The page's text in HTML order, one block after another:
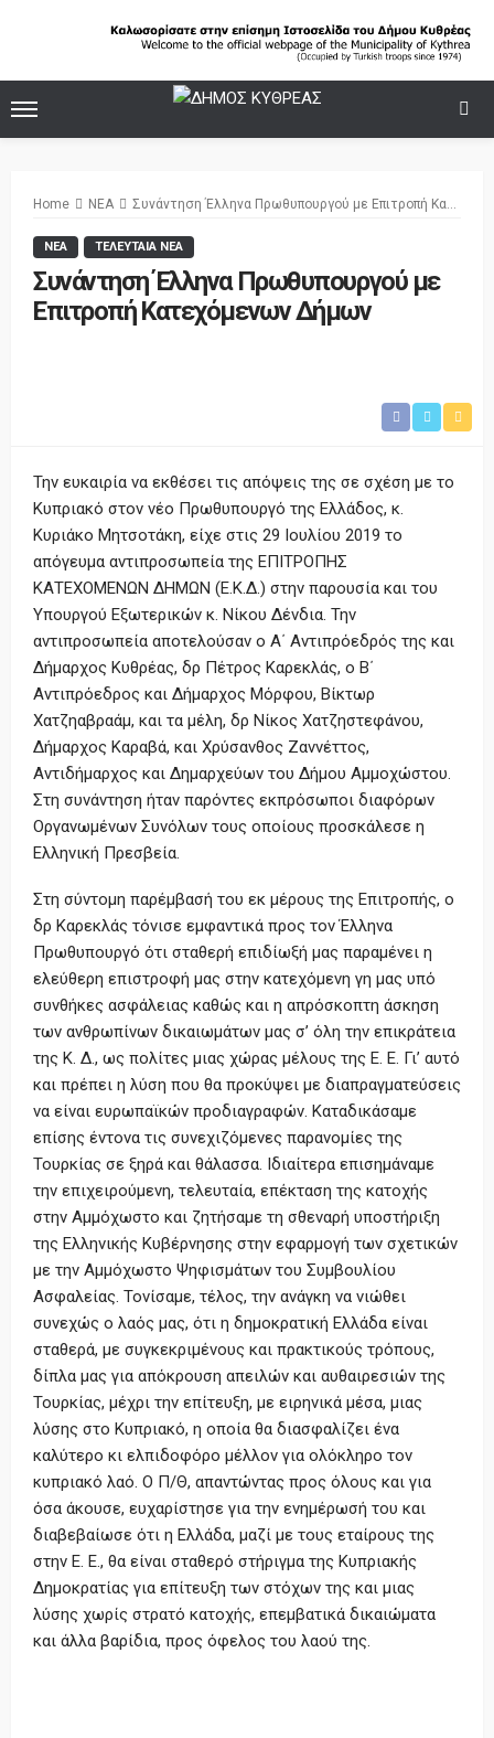
Home ΝΕΑ Συνάντηση Έλληνα Πρωθυπουργού με Επιτροπή Κατεχόμενων Δήμων
ΝΕΑ ΤΕΛΕΥΤΑΙΑ ΝΕΑ
Συνάντηση Έλληνα Πρωθυπουργού με
Επιτροπή Κατεχόμενων Δήμων
Την ευκαιρία να εκθέσει τις απόψεις της σε σχέση με το
Κυπριακό στον νέο Πρωθυπουργό της Ελλάδος, κ.
Κυριάκο Μητσοτάκη, είχε στις 29 Ιουλίου 2019 το
απόγευμα αντιπροσωπεία της ΕΠΙΤΡΟΠΗΣ
ΚΑΤΕΧΟΜΕΝΩΝ ΔΗΜΩΝ (Ε.Κ.Δ.) στην παρουσία και του
Υπουργού Εξωτερικών κ. Νίκου Δένδια. Την
αντιπροσωπεία αποτελούσαν ο Α΄ Αντιπρόεδρός της και
Δήμαρχος Κυθρέας, δρ Πέτρος Καρεκλάς, ο Β΄
Αντιπρόεδρος και Δήμαρχος Μόρφου, Βίκτωρ
Χατζηαβραάμ, και τα μέλη, δρ Νίκος Χατζηστεφάνου,
Δήμαρχος Καραβά, και Χρύσανθος Ζαννέττος,
Αντιδήμαρχος και Δημαρχεύων του Δήμου Αμμοχώστου.
Στη συνάντηση ήταν παρόντες εκπρόσωποι διαφόρων
Οργανωμένων Συνόλων τους οποίους προσκάλεσε η
Ελληνική Πρεσβεία.
Στη σύντομη παρέμβασή του εκ μέρους της Επιτροπής, ο
δρ Καρεκλάς τόνισε εμφαντικά προς τον Έλληνα
Πρωθυπουργό ότι σταθερή επιδίωξή μας παραμένει η
ελεύθερη επιστροφή μας στην κατεχόμενη γη μας υπό
συνθήκες ασφάλειας καθώς και η απρόσκοπτη άσκηση
των ανθρωπίνων δικαιωμάτων μας σ’ όλη την επικράτεια
της Κ. Δ., ως πολίτες μιας χώρας μέλους της Ε. Ε. Γι’ αυτό
και πρέπει η λύση που θα προκύψει με διαπραγματεύσεις
να είναι ευρωπαϊκών προδιαγραφών. Καταδικάσαμε
επίσης έντονα τις συνεχιζόμενες παρανομίες της
Τουρκίας σε ξηρά και θάλασσα. Ιδιαίτερα επισημάναμε
την επιχειρούμενη, τελευταία, επέκταση της κατοχής
στην Αμμόχωστο και ζητήσαμε τη σθεναρή υποστήριξη
της Ελληνικής Κυβέρνησης στην εφαρμογή των σχετικών
με την Αμμόχωστο Ψηφισμάτων του Συμβουλίου
Ασφαλείας. Τονίσαμε, τέλος, την ανάγκη να νιώθει
συνεχώς ο λαός μας, ότι η δημοκρατική Ελλάδα είναι
σταθερά, με συγκεκριμένους και πρακτικούς τρόπους,
δίπλα μας για απόκρουση απειλών και αυθαιρεσιών της
Τουρκίας, μέχρι την επίτευξη, με ειρηνικά μέσα, μιας
λύσης στο Κυπριακό, η οποία θα διασφαλίζει ένα
καλύτερο κι ελπιδοφόρο μέλλον για ολόκληρο τον
κυπριακό λαό. Ο Π/Θ, απαντώντας προς όλους και για
όσα άκουσε, ευχαρίστησε για την ενημέρωσή του και
διαβεβαίωσε ότι η Ελλάδα, μαζί με τους εταίρους της
στην Ε. Ε., θα είναι σταθερό στήριγμα της Κυπριακής
Δημοκρατίας για επίτευξη των στόχων της και μιας
λύσης χωρίς στρατό κατοχής, επεμβατικά δικαιώματα
και άλλα βαρίδια, προς όφελος του λαού της.